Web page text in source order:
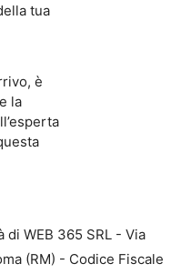
tua
è
la
WEB 365 SRL - Via
(RM) - Codice Fiscale